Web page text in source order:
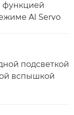
функцией
AI Servo
подсветкой
вспышкой